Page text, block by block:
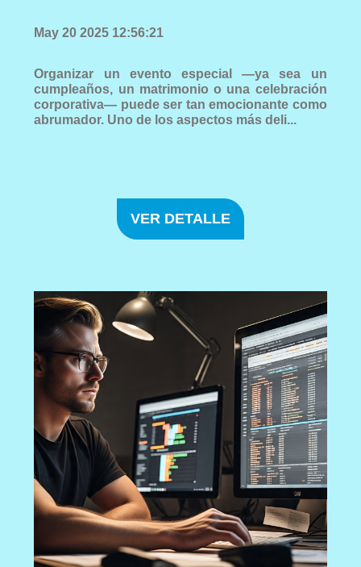
May 20 2025 12:56:21
Organizar un evento especial —ya sea un
cumpleaños, un matrimonio o una celebración
corporativa— puede ser tan emocionante como
abrumador. Uno de los aspectos más deli...
VER DETALLE